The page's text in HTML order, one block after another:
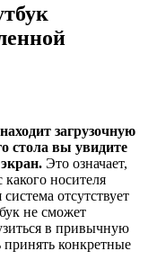
загрузочную
стола вы увидите
Это означает,
носителя
отсутствует
не сможет
в привычную
принять конкретные